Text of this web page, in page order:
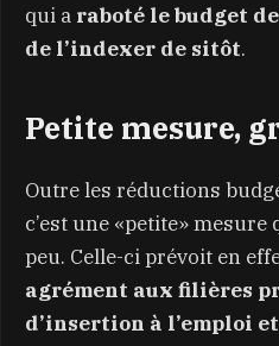
qui a raboté le budget
de l’indexer de sitôt.
Petite mesure,
Outre les réductions
c’est une «petite» mesure
peu. Celle-ci prévoit en
agrément aux filières
d’insertion à l’emploi